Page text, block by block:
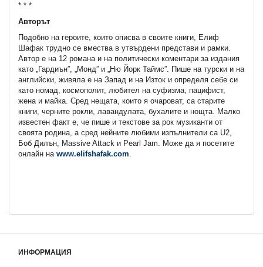
* * *
Авторът
Подобно на героите, които описва в своите книги, Елиф
Шафак трудно се вмества в утвърдени представи и рамки.
Автор е на 12 романа и на политически коментари за издания
като „Гардиън”, „Монд” и „Ню Йорк Таймс”. Пише на турски и на
английски, живяла е на Запад и на Изток и определя себе си
като номад, космополит, любител на суфизма, пацифист,
жена и майка. Сред нещата, които я очароват, са старите
книги, черните рокли, лавандулата, бухалите и нощта. Малко
известен факт е, че пише и текстове за рок музиканти от
своята родина, а сред нейните любими изпълнители са U2,
Боб Дилън, Massive Attack и Pearl Jam. Може да я посетите
онлайн на www.elifshafak.com
ИНФОРМАЦИЯ